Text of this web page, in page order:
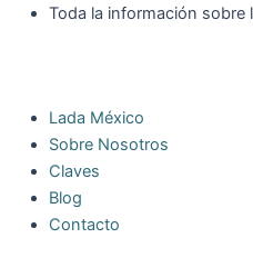
Toda la información sobre
Lada México
Sobre Nosotros
Claves
Blog
Contacto